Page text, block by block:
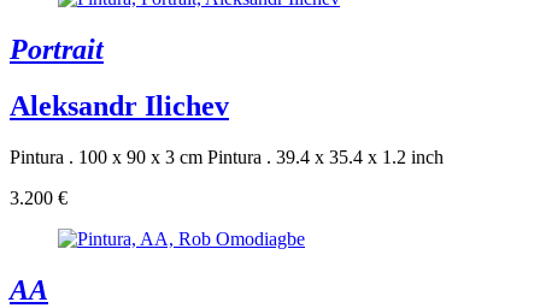
Portrait
Aleksandr Ilichev
Pintura . 100 x 90 x 3 cm Pintura . 39.4 x 35.4 x 1.2 inch
3.200 €
AA